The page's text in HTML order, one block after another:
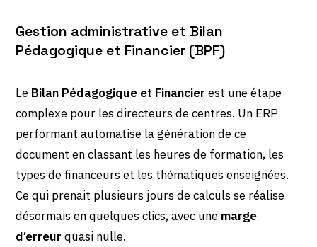
Gestion administrative et Bilan
Pédagogique et Financier (BPF)
Le Bilan Pédagogique et Financier est une étape
complexe pour les directeurs de centres. Un ERP
performant automatise la génération de ce
document en classant les heures de formation, les
types de financeurs et les thématiques enseignées.
Ce qui prenait plusieurs jours de calculs se réalise
désormais en quelques clics, avec une marge
d’erreur quasi nulle.